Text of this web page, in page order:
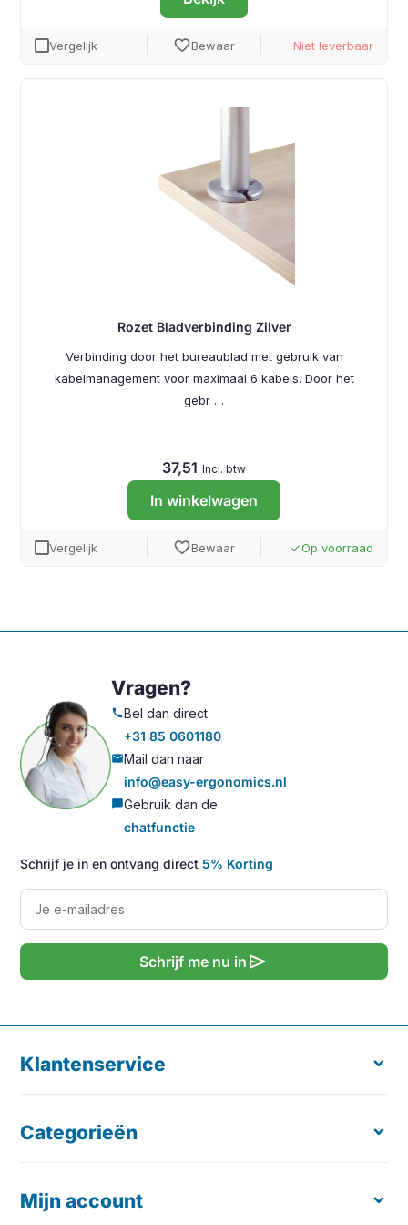
Vergelijk favoriteBewaar Niet leverbaar
Rozet Bladverbinding Zilver
Verbinding door het bureaublad met gebruik van
kabelmanagement voor maximaal 6 kabels. Door het
gebr …
37,51 Incl. btw
In winkelwagen
Vergelijk favoriteBewaar doneOp voorraad
Vragen?
callBel dan direct
+31 85 0601180
mailMail dan naar
info@easy-ergonomics.nl
chat_bubbleGebruik dan de
chatfunctie
Schrijf je in en ontvang direct5% Korting
Schrijf me nu in send
Klantenservice
Over ons
Verzending & Levering
Mijn account
Categorieën
Ergonomische Muis